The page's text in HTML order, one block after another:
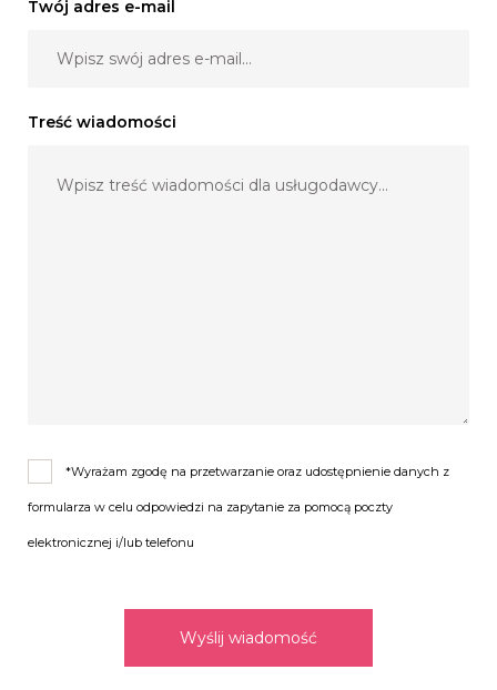
Twój adres e-mail
Treść wiadomości
*Wyrażam zgodę na przetwarzanie oraz udostępnienie danych z
formularza w celu odpowiedzi na zapytanie za pomocą poczty
elektronicznej i/lub telefonu
Wyślij wiadomość